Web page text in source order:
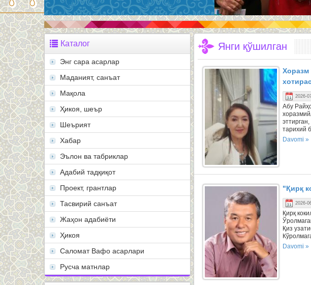
Каталог
Энг сара асарлар
Маданият, санъат
Мақола
Ҳикоя, шеър
Шеърият
Хабар
Эълон ва табриклар
Адабий тадқиқот
Проект, грантлар
Тасвирий санъат
Жаҳон адабиёти
Ҳикоя
Саломат Вафо асарлари
Русча матнлар
Янги қўшилган
Хоразм
2026-
Абу
тарихий
Davomi »
"Қирқ
2026-
Қирқ
Қиз
Davomi »